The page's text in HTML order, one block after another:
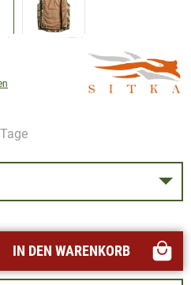
den gewünschten
IN DEN WARENKORB